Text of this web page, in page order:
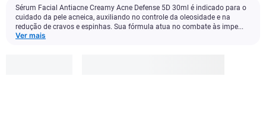
Sérum Facial Antiacne Creamy Acne Defense 5D 30ml é indicado para o
cuidado da pele acneica, auxiliando no controle da oleosidade e na
redução de cravos e espinhas. Sua fórmula atua no combate às impe...
Ver mais